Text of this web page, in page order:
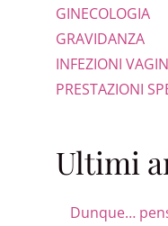
GINECOLOGIA
GRAVIDANZA
INFEZIONI
PRESTAZIONI
Ultimi
Dunque…